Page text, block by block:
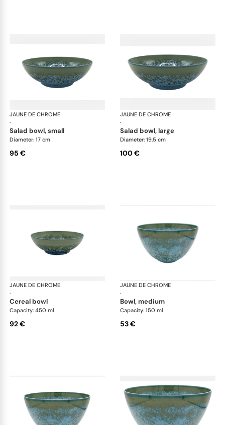
JAUNE DE CHROME
·
Nymphéa
salad bowl, small
Diameter: 17 cm
95 €
JAUNE DE CHROME
·
salad bowl, large
Diameter: 19.5 cm
100 €
JAUNE DE CHROME
·
Nymphéa
cereal bowl
Capacity: 450 ml
92 €
JAUNE DE CHROME
·
bowl, medium
Capacity: 150 ml
53 €